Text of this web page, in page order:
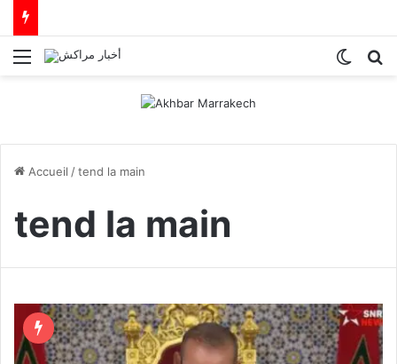
Menu
Accueil /tend la main
tend la main